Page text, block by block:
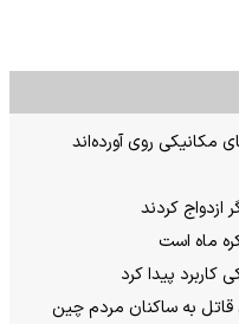
مکانیکی روی آورده‌اند
ازدواج کردند
ماه است
پیدا کرد